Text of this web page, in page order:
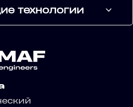
технологии